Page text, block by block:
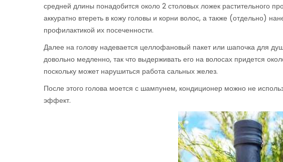
средней длины понадобится около 2 столовых ложек растительного
аккуратно втереть в кожу головы и корни волос, а также (отдельно)
профилактикой их посеченности.
Далее на голову надевается целлофановый пакет или шапочка для
довольно медленно, так что выдерживать его на волосах придется
поскольку может нарушиться работа сальных желез.
После этого голова моется с шампунем, кондиционер можно не
эффект.